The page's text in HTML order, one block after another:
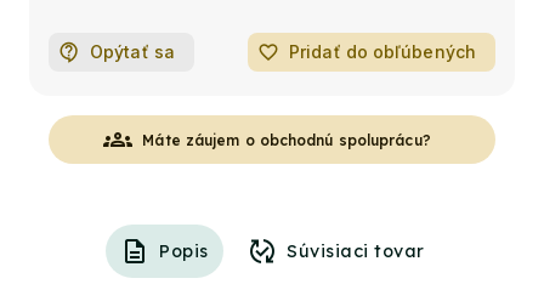
Opýtať sa favorite_border Pridať do obľúbených
groups Máte záujem o obchodnú spoluprácu?
Popis Súvisiaci tovar